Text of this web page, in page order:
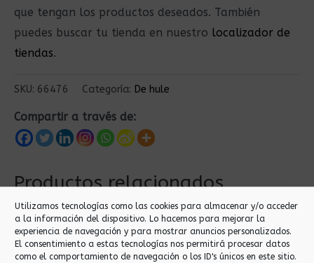
Utilizamos tecnologías como las cookies para almacenar y/o acceder
a la información del dispositivo. Lo hacemos para mejorar la
experiencia de navegación y para mostrar anuncios personalizados.
El consentimiento a estas tecnologías nos permitirá procesar datos
como el comportamiento de navegación o los ID's únicos en este sitio.
que tengan los productos deseados. También
puedes buscar tu tienda en nuestro localizador de
tiendas.
SKU: 66476 Categoría: De hule
Compartir a través de:
Productos relacionados